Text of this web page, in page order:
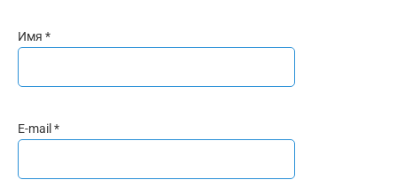
Имя *
E-mail *